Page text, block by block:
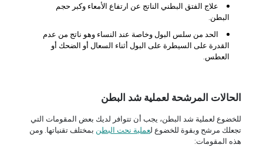
علاج الفتق البطني الناتج عن ارتفاع الأمعاء وكبر حجم
البطن.
الحد من سلس البول وخاصة عند النساء وهو ناتج من عدم
القدرة على السيطرة على البول أثناء السعال أو الضحك أو
العطس.
الحالات المرشحة لعملية شد البطن
للخضوع لعملية شد البطن، يجب أن تتوافر لديك بعض المقومات التي
تجعلك مرشح وبقوة للخضوع لعملية نحت البطن بمختلف تقنياتها. ومن
هذه المقومات: